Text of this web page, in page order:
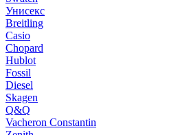
Унисекс
Breitling
Casio
Chopard
Hublot
Fossil
Diesel
Skagen
Q&Q
Vacheron Constantin